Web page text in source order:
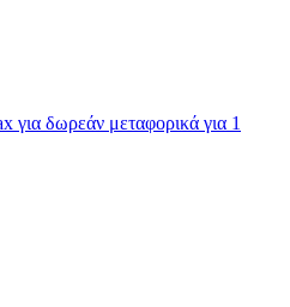
δωρεάν μεταφορικά για 1